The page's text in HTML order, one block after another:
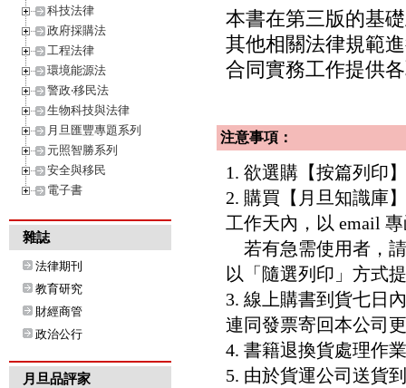
科技法律
政府採購法
工程法律
環境能源法
警政‧移民法
生物科技與法律
月旦匯豐專題系列
元照智勝系列
安全與移民
電子書
雜誌
法律期刊
教育研究
財經商管
政治公行
月旦品評家
本書在第三版的基
其他相關法律規範
合同實務工作提供
注意事項：
1. 欲選購【按篇列印
2. 購買【月旦知識庫
工作天內，以 email
若有急需使用者，請
以「隨選列印」方式
3. 線上購書到貨七日
連同發票寄回本公司
4. 書籍退換貨處理作
5. 由於貨運公司送貨